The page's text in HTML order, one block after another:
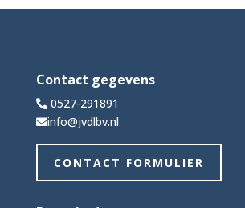
Contact gegevens
0527-291891
info@jvdlbv.nl
CONTACT FORMULIER